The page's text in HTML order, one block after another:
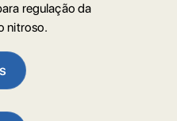
regulação da
nitroso.